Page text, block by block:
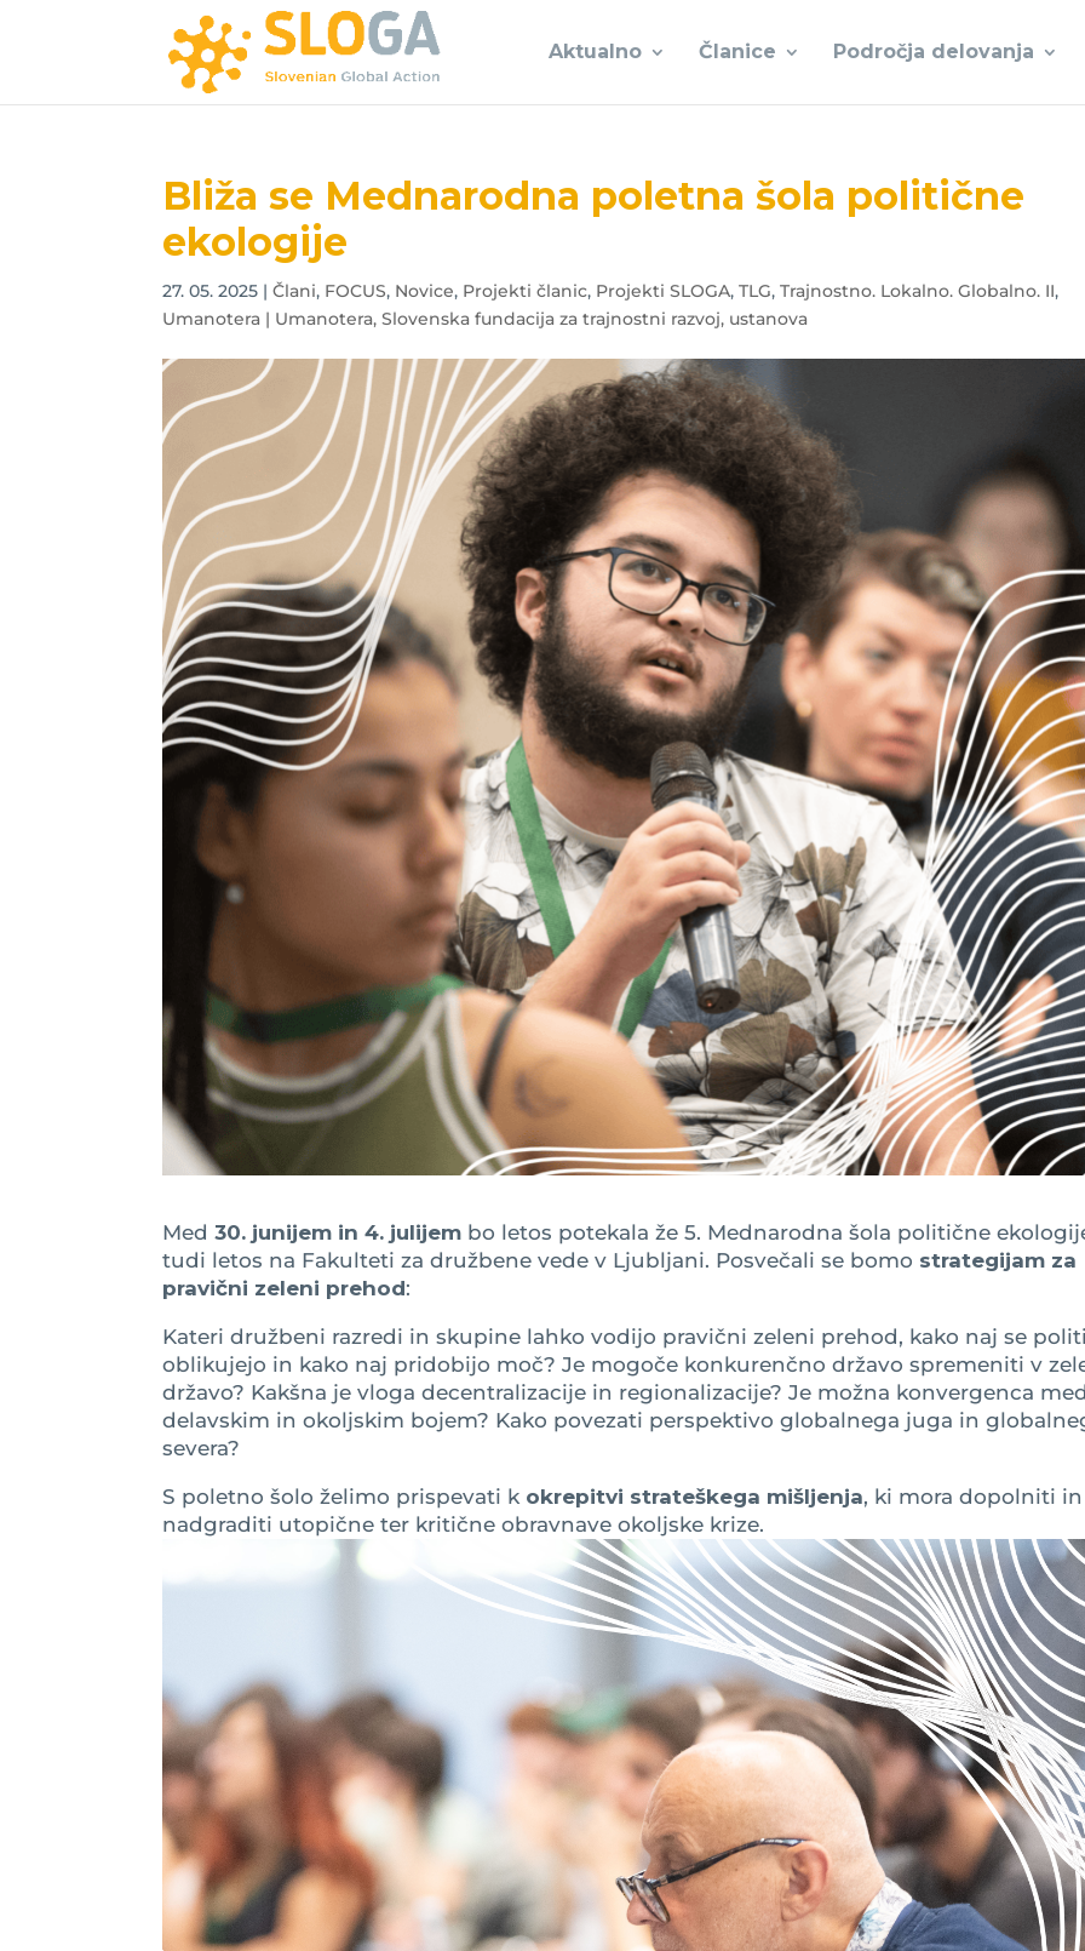
Aktualno Članice Področja delovanja
Bliža se Mednarodna poletna šola politične
ekologije
27. 05. 2025 |Člani, FOCUS, Novice, Projekti članic, Projekti SLOGA,TLG,Trajnostno. Lokalno. Globalno. II,
Umanotera | Umanotera, Slovenska fundacija za trajnostni razvoj, ustanova
Med30. junijem in 4. julijem bo letos potekala že 5. Mednarodna šola politične
tudi letos na Fakulteti za družbene vede v Ljubljani. Posvečali se bomo strategijam za
pravični zeleni prehod:
Kateri družbeni razredi in skupine lahko vodijo pravični zeleni prehod, kako naj se
oblikujejo in kako naj pridobijo moč? Je mogoče konkurenčno državo spremeniti v
državo? Kakšna je vloga decentralizacije in regionalizacije? Je možna konvergenca
delavskim in okoljskim bojem? Kako povezati perspektivo globalnega juga in
severa?
S poletno šolo želimo prispevati k okrepitvi strateškega mišljenja, ki mora dopolniti in
nadgraditi utopične ter kritične obravnave okoljske krize.